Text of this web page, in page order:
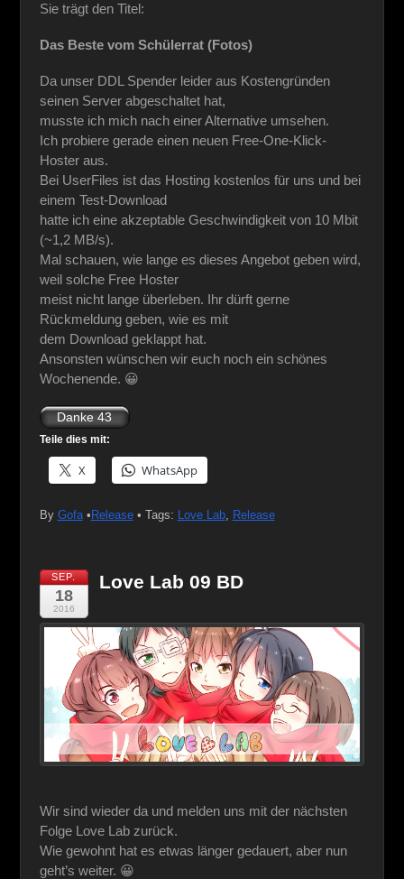
Sie trägt den Titel:
Das Beste vom Schülerrat (Fotos)
Da unser DDL Spender leider aus Kostengründen
seinen Server abgeschaltet hat,
musste ich mich nach einer Alternative umsehen.
Ich probiere gerade einen neuen Free-One-Klick-
Hoster aus.
Bei UserFiles ist das Hosting kostenlos für uns und bei
einem Test-Download
hatte ich eine akzeptable Geschwindigkeit von 10 Mbit
(~1,2 MB/s).
Mal schauen, wie lange es dieses Angebot geben wird,
weil solche Free Hoster
meist nicht lange überleben. Ihr dürft gerne
Rückmeldung geben, wie es mit
dem Download geklappt hat.
Ansonsten wünschen wir euch noch ein schönes
Wochenende. 😀
Teile dies mit:
X WhatsApp
By Gofa• Release • Tags: Love Lab, Release
SEP.
18
2016
Love Lab 09 BD
Wir sind wieder da und melden uns mit der nächsten
Folge Love Lab zurück.
Wie gewohnt hat es etwas länger gedauert, aber nun
geht’s weiter. 😀